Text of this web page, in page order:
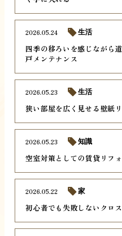
四季の移ろいを感じながら
戸メンテナンス
2026.05.24 生活
狭い部屋を広く見せる壁紙
2026.05.23 生活
空室対策としての賃貸リフ
2026.05.23 知識
初心者でも失敗しないクロ
2026.05.22 家